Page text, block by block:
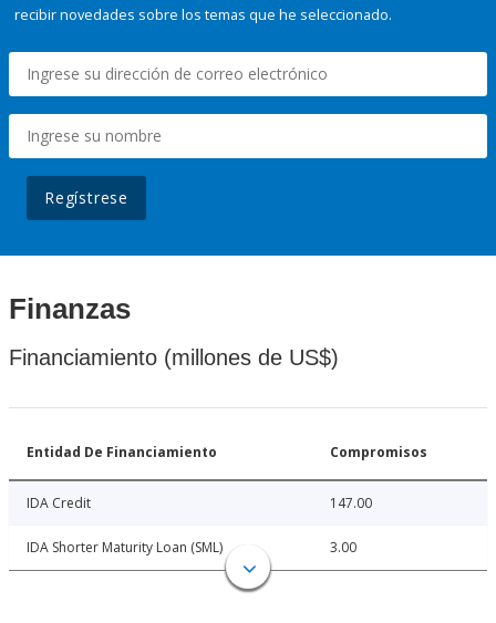
recibir novedades sobre los temas que he seleccionado.
Regístrese
Finanzas
Financiamiento (millones de US$)
Entidad De Financiamiento Compromisos
IDA Credit 147.00
IDA Shorter Maturity Loan (SML) 3.00